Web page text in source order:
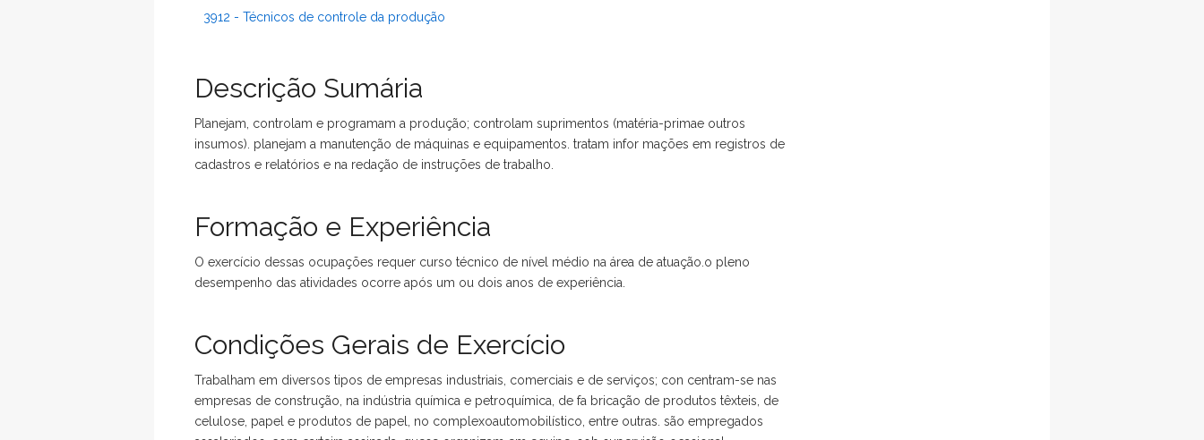
3912 - Técnicos de controle da produção
Descrição Sumária
Planejam, controlam e programam a produção; controlam suprimentos (matéria-primae outros
insumos). planejam a manutenção de máquinas e equipamentos. tratam infor mações em registros de
cadastros e relatórios e na redação de instruções de trabalho.
Formação e Experiência
O exercício dessas ocupações requer curso técnico de nível médio na área de atuação.o pleno
desempenho das atividades ocorre após um ou dois anos de experiência.
Condições Gerais de Exercício
Trabalham em diversos tipos de empresas industriais, comerciais e de serviços; con centram-se nas
empresas de construção, na indústria química e petroquímica, de fa bricação de produtos têxteis, de
celulose, papel e produtos de papel, no complexoautomobilístico, entre outras. são empregados